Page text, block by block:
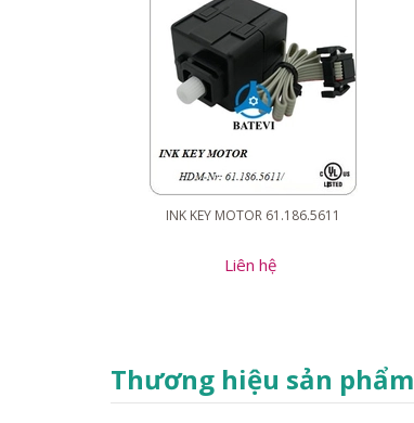
INK KEY MOTOR 61.186.5611
Liên hệ
Thương hiệu sản phẩm